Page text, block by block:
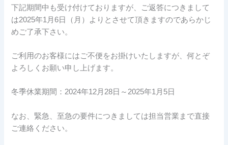
下記期間中も受け付けておりますが、ご返答につきまして
は2025年1月6日（月）よりとさせて頂きますのであらかじ
めご了承下さい。
ご利用のお客様にはご不便をお掛けいたしますが、何とぞ
よろしくお願い申し上げます。
冬季休業期間：2024年12月28日～2025年1月5日
なお、緊急、至急の要件につきましては担当営業まで直接
ご連絡ください。